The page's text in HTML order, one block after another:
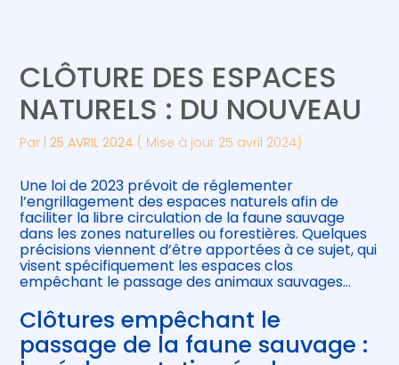
Gérer votre quotidien
Piloter votre entreprise
Développer votre entreprise
Construire votre patrimoine
Être prêt pour la facturation
électronique
Suivre votre comptabilité
Gérer vos ressources humaines
CLÔTURE DES ESPACES
NATURELS : DU NOUVEAU
Par |25 AVRIL 2024 ( Mise à jour 25 avril 2024)
Une loi de 2023 prévoit de réglementer
l’engrillagement des espaces naturels afin de
faciliter la libre circulation de la faune sauvage
dans les zones naturelles ou forestières. Quelques
précisions viennent d’être apportées à ce sujet, qui
visent spécifiquement les espaces clos
empêchant le passage des animaux sauvages…
Clôtures empêchant le
passage de la faune sauvage :